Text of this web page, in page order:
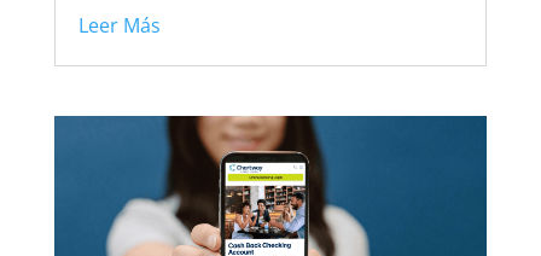
Leer Más